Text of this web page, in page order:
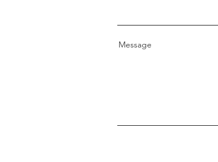
Message